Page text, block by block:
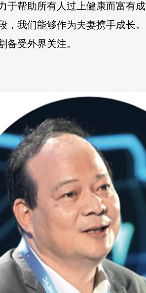
于帮助所有人过上健康而富有
我们能够作为夫妻携手成长
备受外界关注。